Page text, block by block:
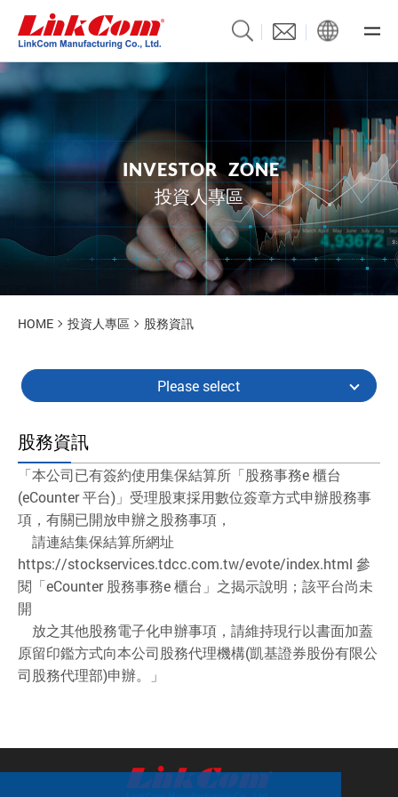
I NV ESTOR ZONE
投資人專區
HOME 投資人專區 股務資訊
Please select
股務資訊
「本公司已有簽約使用集保結算所「股務事務e 櫃台
(eCounter 平台)」受理股東採用數位簽章方式申辦股務事
項，有關已開放申辦之股務事項，
請連結集保結算所網址
https://stockservices.tdcc.com.tw/evote/index.html 參
閱「eCounter 股務事務e 櫃台」之揭示說明；該平台尚未
開
放之其他股務電子化申辦事項，請維持現行以書面加蓋
原留印鑑方式向本公司股務代理機構(凱基證券股份有限公
司股務代理部)申辦。」